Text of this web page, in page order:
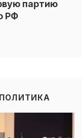
партию
РФ
ПОЛИТИКА